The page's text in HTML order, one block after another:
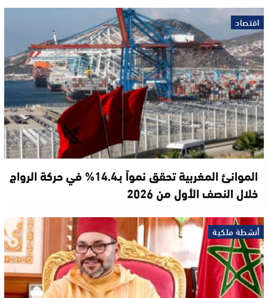
اقتصاد
الموانئ المغربية تحقق نمواً بـ14.4% في حركة الرواج
خلال النصف الأول من 2026
أنشطة ملكية